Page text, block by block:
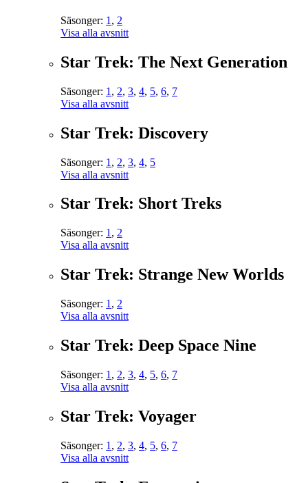
Säsonger: 1 , 2
Visa alla avsnitt
Star Trek: The Next Generation
Säsonger: 1 , 2, 3, 4, 5, 6, 7
Visa alla avsnitt
Star Trek: Discovery
Säsonger: 1 , 2, 3, 4, 5
Visa alla avsnitt
Star Trek: Short Treks
Säsonger: 1 , 2
Visa alla avsnitt
Star Trek: Strange New Worlds
Säsonger: 1 , 2
Visa alla avsnitt
Star Trek: Deep Space Nine
Säsonger: 1 , 2, 3, 4, 5, 6, 7
Visa alla avsnitt
Star Trek: Voyager
Säsonger: 1 , 2, 3, 4, 5, 6, 7
Visa alla avsnitt